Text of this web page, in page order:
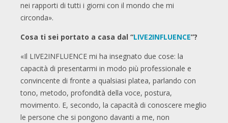
nei rapporti di tutti i giorni con il mondo che mi
circonda».
Cosa ti sei portato a casa dal “LIVE2INFLUENCE”?
«Il LIVE2INFLUENCE mi ha insegnato due cose: la
capacità di presentarmi in modo più professionale e
convincente di fronte a qualsiasi platea, parlando con
tono, metodo, profondità della voce, postura,
movimento. E, secondo, la capacità di conoscere meglio
le persone che si pongono davanti a me, non